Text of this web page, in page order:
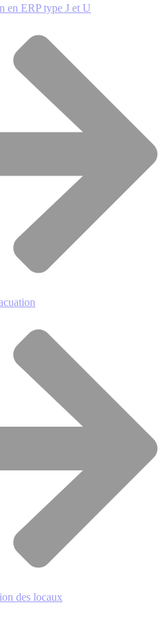
en ERP type J et U
des locaux